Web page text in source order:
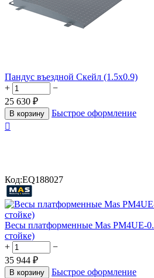
Пандус въездной Скейл (1.5х0.9)
+
−
25 630 ₽
В корзину
Быстрое оформление

Код:EQ188027
Весы платформенные Mas PM4UЕ-
стойке)
+
−
35 944 ₽
В корзину
Быстрое оформление